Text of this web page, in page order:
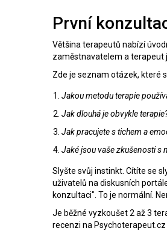
První
Většina terapeutů nabízí
zaměstnavatelem a terapeut
Zde je seznam otázek, které
Jakou metodu terapie
Jak dlouhá je obvykle
Jak pracujete s tichem a
Jaké jsou vaše zkušenosti
Slyšte svůj instinkt. Cítíte se
uživatelů na diskusních
konzultaci". To je normální.
Je běžné vyzkoušet 2 až 3
recenzi na